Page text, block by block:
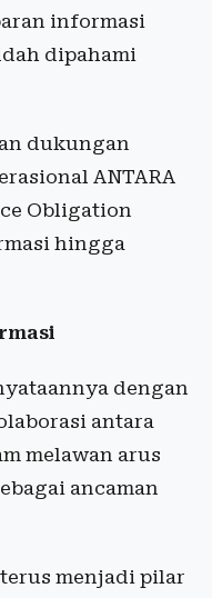
informasi
dipahami
dukungan
ANTARA
Obligation
hingga
dengan
antara
melawan arus
ancaman
terus menjadi pilar